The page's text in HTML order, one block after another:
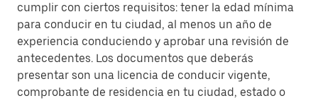
cumplir con ciertos requisitos: tener la edad mínima
para conducir en tu ciudad, al menos un año de
experiencia conduciendo y aprobar una revisión de
antecedentes. Los documentos que deberás
presentar son una licencia de conducir vigente,
comprobante de residencia en tu ciudad, estado o